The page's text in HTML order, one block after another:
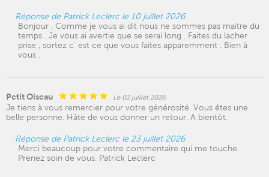
Réponse de Patrick Leclerc le 10 juillet 2026
Bonjour , Comme je vous ai dit nous ne sommes pas maitre du
temps . Je vous ai avertie que se serai long . Faites du lacher
prise , sortez c' est ce que vous faites apparemment . Bien à
vous .
Petit Oiseau Le 02 juillet 2026
Je tiens à vous remercier pour votre générosité. Vous êtes une
belle personne. Hâte de vous donner un retour. A bientôt.
Réponse de Patrick Leclerc le 23 juillet 2026
Merci beaucoup pour votre commentaire qui me touche.
Prenez soin de vous. Patrick Leclerc